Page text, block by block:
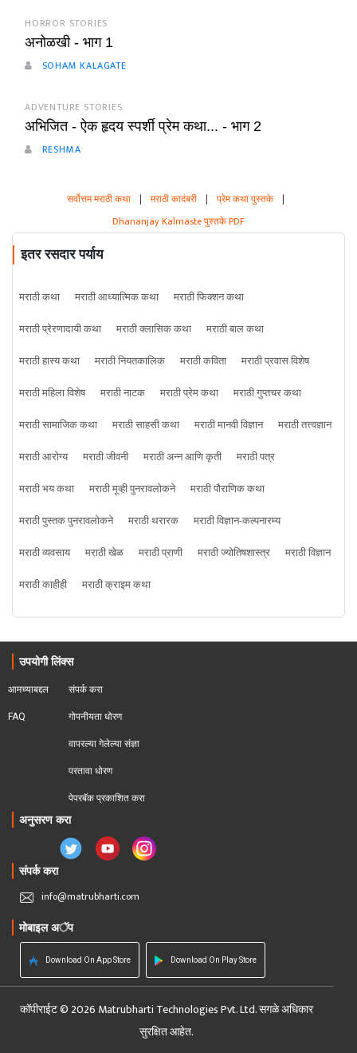
HORROR STORIES
अनोळखी - भाग 1
SOHAM KALAGATE
ADVENTURE STORIES
अभिजित - ऐक हृदय स्पर्शी प्रेम कथा... - भाग 2
RESHMA
सर्वोत्तम मराठी कथा | मराठी कादंबरी | प्रेम कथा पुस्तके |
Dhananjay Kalmaste पुस्तके PDF
इतर रसदार पर्याय
मराठी कथा मराठी आध्यात्मिक कथा
मराठी फिक्शन कथा
मराठी प्रेरणादायी कथा
मराठी क्लासिक कथा
मराठी बाल कथा
मराठी हास्य कथा
मराठी नियतकालिक मराठी कविता
मराठी प्रवास विशेष
मराठी महिला विशेष
मराठी नाटक मराठी प्रेम कथा
मराठी गुप्तचर कथा
मराठी सामाजिक कथा
मराठी साहसी कथा मराठी मानवी विज्ञान
मराठी तत्त्वज्ञान
मराठी आरोग्य
मराठी जीवनी मराठी अन्न आणि कृती
मराठी पत्र
मराठी भय कथा
मराठी मूव्ही पुनरावलोकने
मराठी पौराणिक कथा
मराठी पुस्तक पुनरावलोकने
मराठी थरारक
मराठी विज्ञान-कल्पनारम्य
मराठी व्यवसाय
मराठी खेळ मराठी प्राणी मराठी ज्योतिषशास्त्र
मराठी विज्ञान
मराठी काहीही
मराठी क्राइम कथा
उपयोगी लिंक्स
आमच्याबद्दल
FAQ
संपर्क करा
गोपनीयता धोरण
वापरल्या गेलेल्या संज्ञा
परतावा धोरण
पेपरबॅक प्रकाशित करा
अनुसरण करा
संपर्क करा
info@matrubharti.com
मोबाइल अॅप
Download On App Store Download On Play Store
कॉपीराईट © 2026 Matrubharti Technologies Pvt. Ltd. सगळे अधिकार
सुरक्षित आहेत.